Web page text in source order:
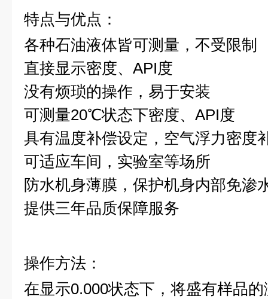
特点与优点：
各种石油液体皆可测量，不受限制
直接显示密度、API度
没有烦琐的操作 ， 易于安装
可测量20℃状态下密度、API度
具有温度补偿设定， 空气浮力密度
可适应车间，实验室等场所
防水机身薄膜，保护机身内部免渗
提供三年品质保障服务
操作方法：
在显示0.000状态下， 将盛有样品